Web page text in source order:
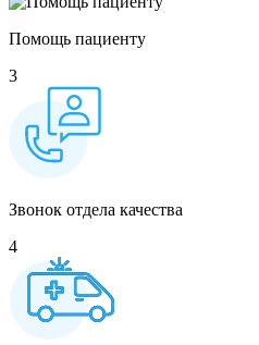
Помощь пациенту
3
Звонок отдела качества
4